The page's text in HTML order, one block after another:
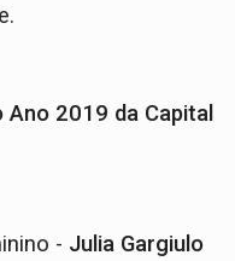
2019 da Capital
- Julia Gargiulo